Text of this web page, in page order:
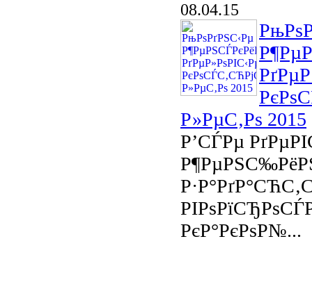
08.04.15
Р»РµС‚Рѕ 2015
Р’СЃРµ
РєР°РєРѕР№...